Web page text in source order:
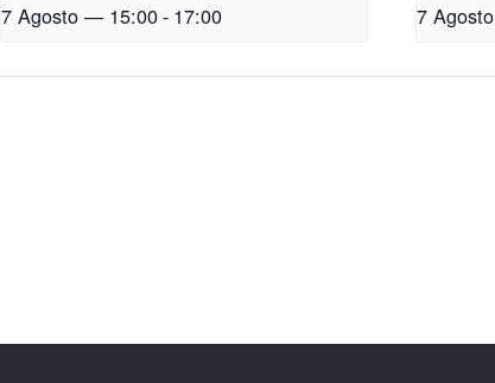
7 Agosto — 15:00- 17:00 7